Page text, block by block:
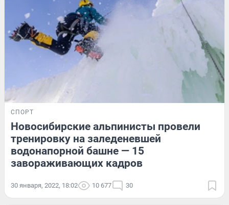
СПОРТ
Новосибирские альпинисты провели
тренировку на заледеневшей
водонапорной башне — 15
завораживающих кадров
30 января, 2022, 18:02 10 677 30